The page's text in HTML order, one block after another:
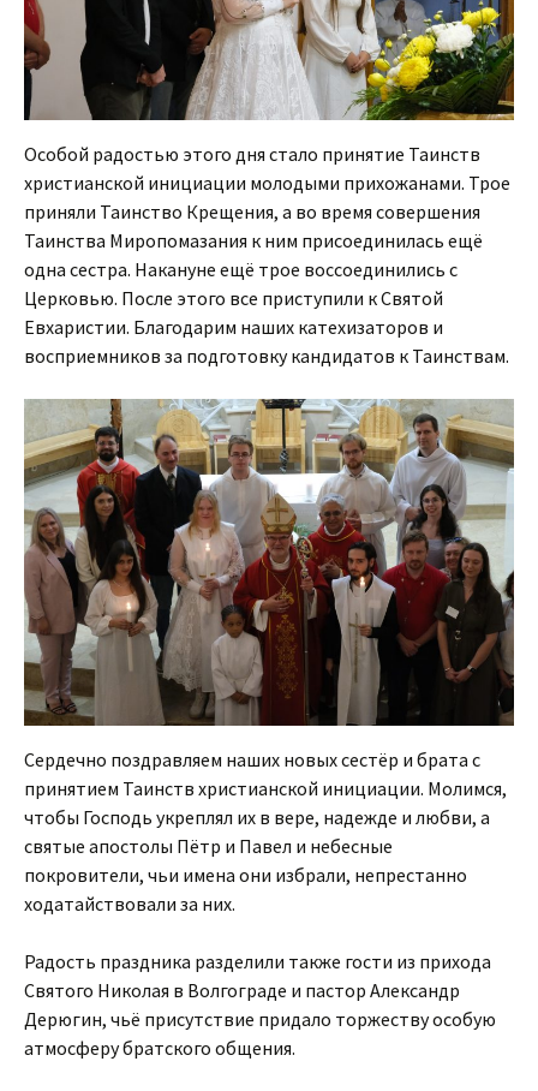
Особой радостью этого дня стало принятие Таинств
христианской инициации молодыми прихожанами. Трое
приняли Таинство Крещения, а во время совершения
Таинства Миропомазания к ним присоединилась ещё
одна сестра. Накануне ещё трое воссоединились с
Церковью. После этого все приступили к Святой
Евхаристии. Благодарим наших катехизаторов и
восприемников за подготовку кандидатов к Таинствам.
Сердечно поздравляем наших новых сестёр и брата с
принятием Таинств христианской инициации. Молимся,
чтобы Господь укреплял их в вере, надежде и любви, а
святые апостолы Пётр и Павел и небесные
покровители, чьи имена они избрали, непрестанно
ходатайствовали за них.
Радость праздника разделили также гости из прихода
Святого Николая в Волгограде и пастор Александр
Дерюгин, чьё присутствие придало торжеству особую
атмосферу братского общения.